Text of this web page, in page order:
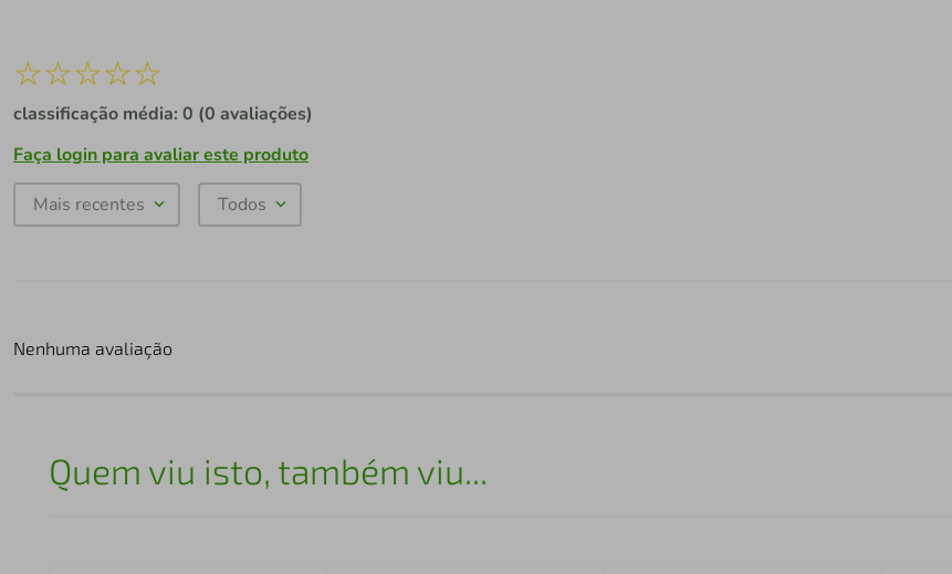
☆☆☆☆☆
classificação média: 0 (0 avaliações)
Faça login para avaliar este produto
Mais recentes Todos
Nenhuma avaliação
Quem viu isto, também viu...